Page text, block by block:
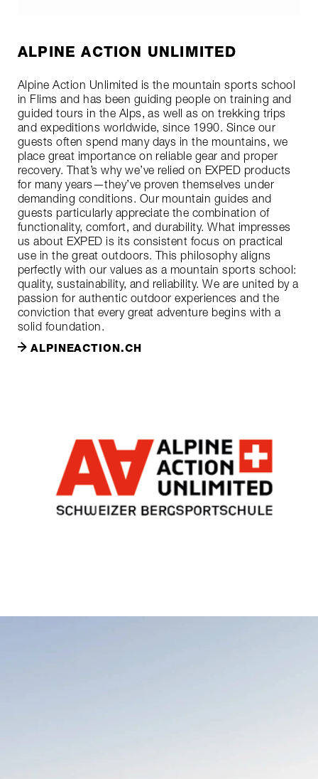
ALPINE ACTION UNLIMITED
Alpine Action Unlimited is the mountain sports school
in Flims and has been guiding people on training and
guided tours in the Alps, as well as on trekking trips
and expeditions worldwide, since 1990. Since our
guests often spend many days in the mountains, we
place great importance on reliable gear and proper
recovery. That’s why we’ve relied on EXPED products
for many years—they’ve proven themselves under
demanding conditions. Our mountain guides and
guests particularly appreciate the combination of
functionality, comfort, and durability. What impresses
us about EXPED is its consistent focus on practical
use in the great outdoors. This philosophy aligns
perfectly with our values as a mountain sports school:
quality, sustainability, and reliability. We are united by a
passion for authentic outdoor experiences and the
conviction that every great adventure begins with a
solid foundation.
ALPINEACTION.CH